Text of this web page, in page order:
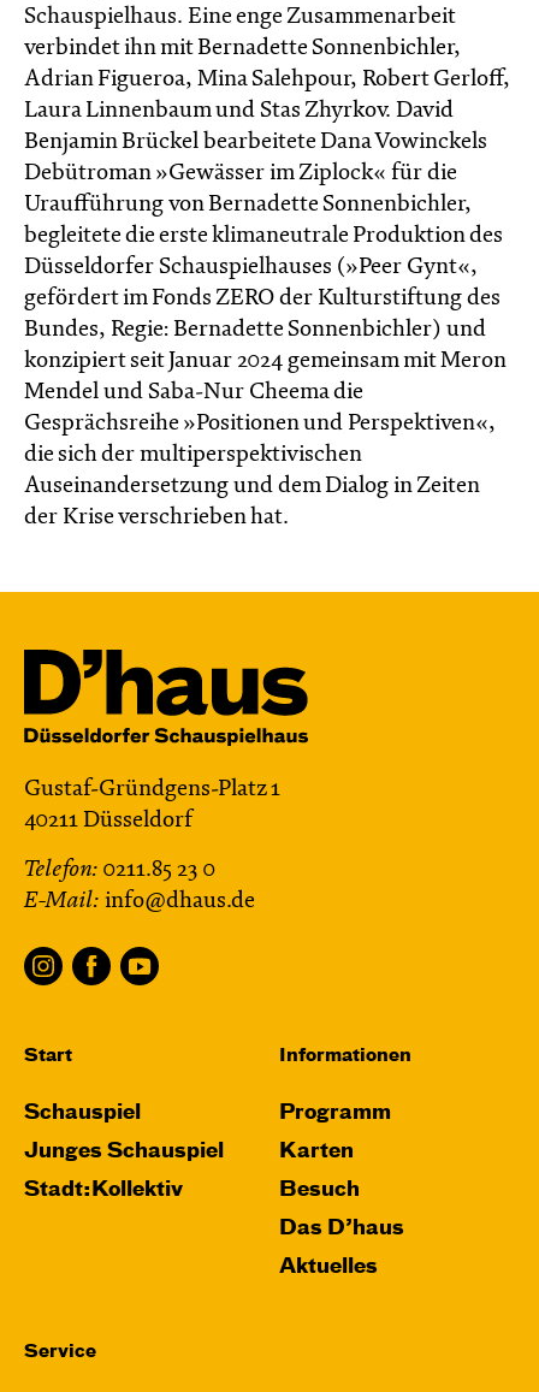
Schauspielhaus. Eine enge Zusammenarbeit
verbindet ihn mit Bernadette Sonnenbichler,
Adrian Figueroa, Mina Salehpour, Robert Gerloff,
Laura Linnenbaum und Stas Zhyrkov. David
Benjamin Brückel bearbeitete Dana Vowinckels
Debütroman »Gewässer im Ziplock« für die
Uraufführung von Bernadette Sonnenbichler,
begleitete die erste klimaneutrale Produktion des
Düsseldorfer Schauspielhauses (»Peer Gynt«,
gefördert im Fonds ZERO der Kulturstiftung des
Bundes, Regie: Bernadette Sonnenbichler) und
konzipiert seit Januar 2024 gemeinsam mit Meron
Mendel und Saba-Nur Cheema die
Gesprächsreihe »Positionen und Perspektiven«,
die sich der multiperspektivischen
Auseinandersetzung und dem Dialog in Zeiten
der Krise verschrieben hat.
Gustaf-Gründgens-Platz 1
40211 Düsseldorf
Telefon: 0211.85 23 0
E-Mail: info@dhaus.de
Start
Schauspiel
Junges Schauspiel
Stadt:Kollektiv
Informationen
Programm
Karten
Besuch
Das D’haus
Aktuelles
Service